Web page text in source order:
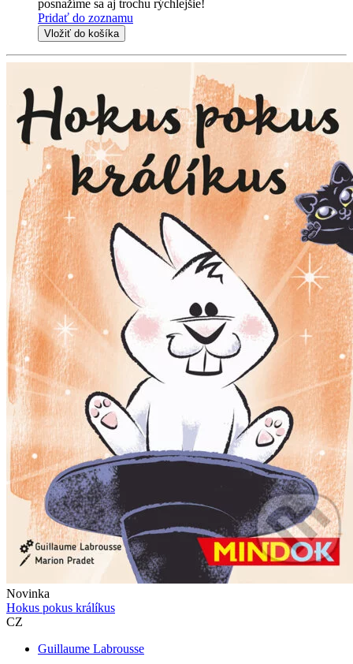
posnažíme sa aj trochu rýchlejšie!
Pridať do zoznamu
Vložiť do košíka
Novinka
Hokus pokus králíkus
CZ
Guillaume Labrousse